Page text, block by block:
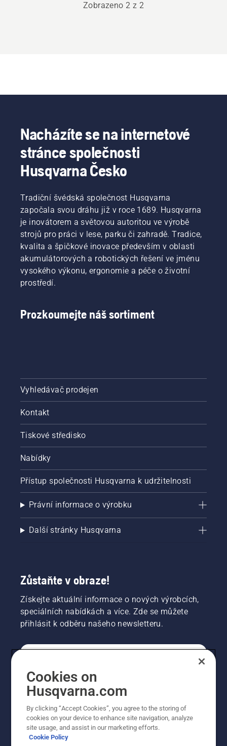
Zobrazeno 2 z 2
Nacházíte se na internetové
stránce společnosti
Husqvarna Česko
Tradiční švédská společnost Husqvarna
započala svou dráhu již v roce 1689. Husqvarna
je inovátorem a světovou autoritou ve výrobě
strojů pro práci v lese, parku či zahradě. Tradice,
kvalita a špičkové inovace především v oblasti
akumulátorových a robotických řešení ve jménu
vysokého výkonu, ergonomie a péče o životní
prostředí.
Prozkoumejte náš sortiment
Vyhledávač prodejen
Kontakt
Tiskové středisko
Nabídky
Přístup společnosti Husqvarna k udržitelnosti
Právní informace o výrobku
Další stránky Husqvarna
Zůstaňte v obraze!
Získejte aktuální informace o nových výrobcích,
speciálních nabídkách a více. Zde se můžete
přihlásit k odběru našeho newsletteru.
PROFESIONÁLNÍ
Cookies on
Husqvarna.com
By clicking “Accept Cookies”, you agree to the storing of
cookies on your device to enhance site navigation, analyze
site usage, and assist in our marketing efforts.
Cookie Policy